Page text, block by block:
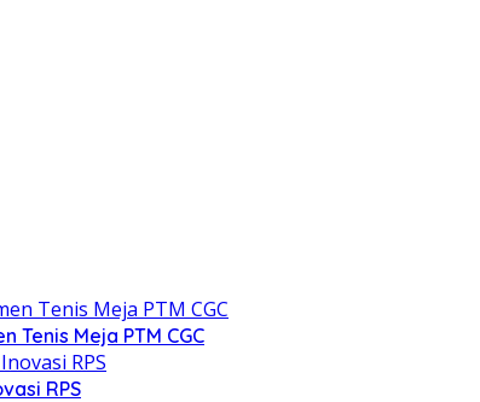
Tenis Meja PTM CGC
RPS